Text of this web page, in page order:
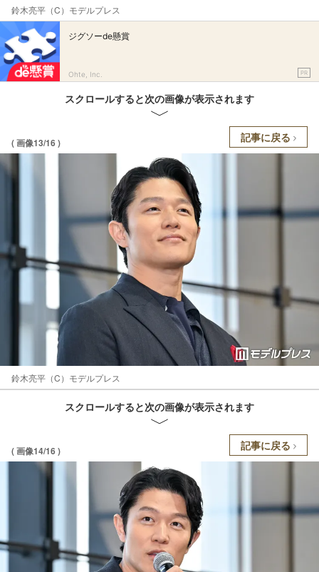
鈴木亮平（C）モデルプレス
ジグソーde懸賞
Ohte, Inc. PR
スクロールすると次の画像が表示されます
( 画像13/16 ) 記事に戻る
鈴木亮平（C）モデルプレス
スクロールすると次の画像が表示されます
( 画像14/16 ) 記事に戻る